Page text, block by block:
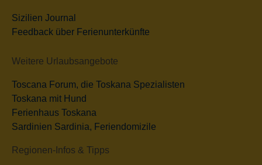
Sizilien Journal
Feedback über Ferienunterkünfte
Weitere Urlaubsangebote
Toscana Forum, die Toskana Spezialisten
Toskana mit Hund
Ferienhaus Toskana
Sardinien Sardinia, Feriendomizile
Regionen-Infos & Tipps